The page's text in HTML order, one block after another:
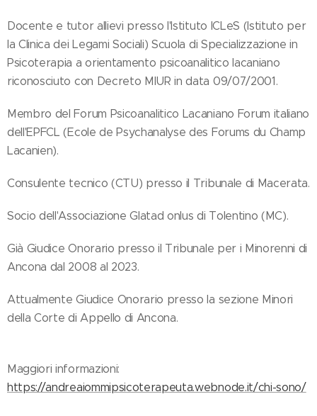
Docente e tutor allievi presso l'Istituto ICLeS (Istituto per
la Clinica dei Legami Sociali) Scuola di Specializzazione in
Psicoterapia a orientamento psicoanalitico lacaniano
riconosciuto con Decreto MIUR in data 09/07/2001.
Membro del Forum Psicoanalitico Lacaniano Forum italiano
dell'EPFCL (Ecole de Psychanalyse des Forums du Champ
Lacanien).
Consulente tecnico (CTU) presso il Tribunale di Macerata.
Socio dell'Associazione Glatad onlus di Tolentino (MC).
Già Giudice Onorario presso il Tribunale per i Minorenni di
Ancona dal 2008 al 2023.
Attualmente Giudice Onorario presso la sezione Minori
della Corte di Appello di Ancona.
Maggiori informazioni:
https://andreaiommipsicoterapeuta.webnode.it/chi-sono/